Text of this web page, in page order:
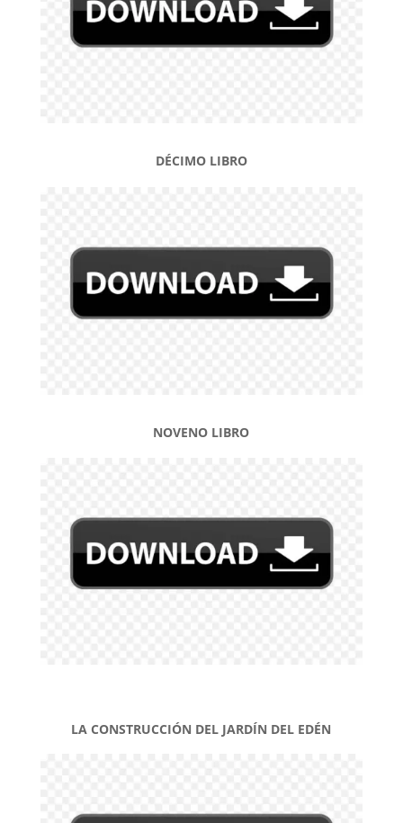
DÉCIMO LIBRO
NOVENO LIBRO
LA CONSTRUCCIÓN DEL JARDÍN DEL EDÉN